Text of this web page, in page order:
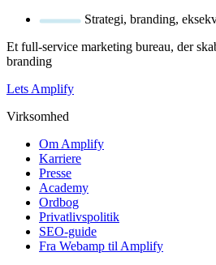
Strategi, branding,
Et full-service marketing bureau, der
branding
Lets Amplify
Virksomhed
Om Amplify
Karriere
Presse
Academy
Ordbog
Privatlivspolitik
SEO-guide
Fra Webamp til Amplify